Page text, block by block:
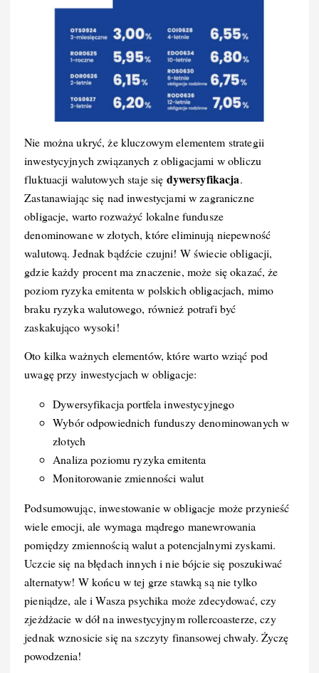
Nie można ukryć, że kluczowym elementem strategii
inwestycyjnych związanych z obligacjami w obliczu
fluktuacji walutowych staje się dywersyfikacja.
Zastanawiając się nad inwestycjami w zagraniczne
obligacje, warto rozważyć lokalne fundusze
denominowane w złotych, które eliminują niepewność
walutową. Jednak bądźcie czujni! W świecie obligacji,
gdzie każdy procent ma znaczenie, może się okazać, że
poziom ryzyka emitenta w polskich obligacjach, mimo
braku ryzyka walutowego, również potrafi być
zaskakująco wysoki!
Oto kilka ważnych elementów, które warto wziąć pod
uwagę przy inwestycjach w obligacje:
Dywersyfikacja portfela inwestycyjnego
Wybór odpowiednich funduszy denominowanych w
złotych
Analiza poziomu ryzyka emitenta
Monitorowanie zmienności walut
Podsumowując, inwestowanie w obligacje może przynieść
wiele emocji, ale wymaga mądrego manewrowania
pomiędzy zmiennością walut a potencjalnymi zyskami.
Uczcie się na błędach innych i nie bójcie się poszukiwać
alternatyw! W końcu w tej grze stawką są nie tylko
pieniądze, ale i Wasza psychika może zdecydować, czy
zjeżdżacie w dół na inwestycyjnym rollercoasterze, czy
jednak wznosicie się na szczyty finansowej chwały. Życzę
powodzenia!